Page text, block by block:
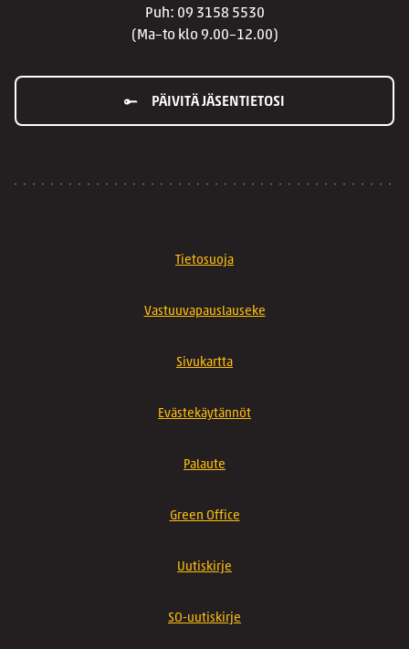
Puh: 09 3158 5530
(Ma–to klo 9.00–12.00)
PÄIVITÄ JÄSENTIETOSI
Tietosuoja
Vastuuvapauslauseke
Sivukartta
Evästekäytännöt
Palaute
Green Office
Uutiskirje
SO-uutiskirje